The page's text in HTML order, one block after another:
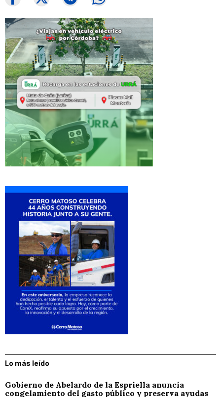
Lo más leído
Gobierno de Abelardo de la Espriella anuncia
congelamiento del gasto público y preserva ayudas